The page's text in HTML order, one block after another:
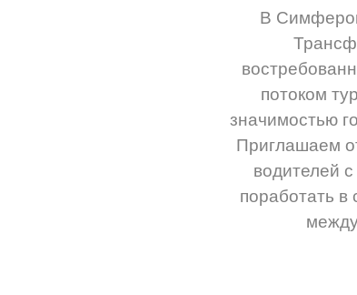
В
потоком
значимостью
Приглашаем
водителей
поработать в